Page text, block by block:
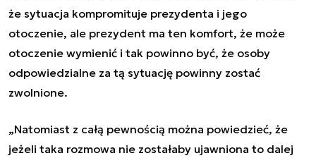
że sytuacja kompromituje prezydenta i jego
otoczenie, ale prezydent ma ten komfort, że może
otoczenie wymienić i tak powinno być, że osoby
odpowiedzialne za tą sytuację powinny zostać
zwolnione.
„Natomiast z całą pewnością można powiedzieć, że
jeżeli taka rozmowa nie zostałaby ujawniona to dalej